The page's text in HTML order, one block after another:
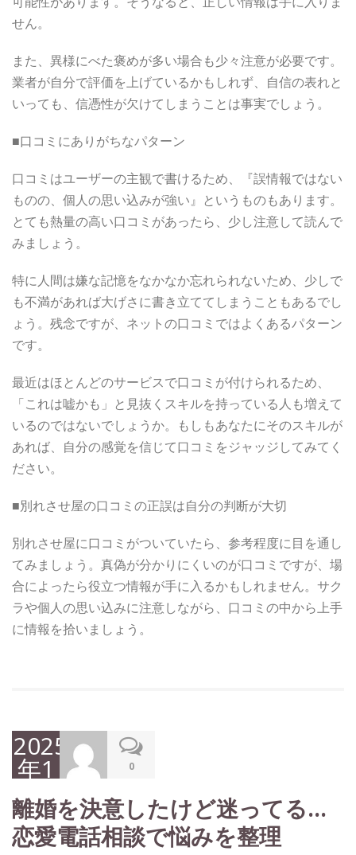
せん。
また、異様にべた褒めが多い場合も少々注意が必要です。
業者が自分で評価を上げているかもしれず、自信の表れと
いっても、信憑性が欠けてしまうことは事実でしょう。
■口コミにありがちなパターン
口コミはユーザーの主観で書けるため、『誤情報ではない
ものの、個人の思い込みが強い』というものもあります。
とても熱量の高い口コミがあったら、少し注意して読んで
みましょう。
特に人間は嫌な記憶をなかなか忘れられないため、少しで
も不満があれば大げさに書き立ててしまうこともあるでし
ょう。残念ですが、ネットの口コミではよくあるパターン
です。
最近はほとんどのサービスで口コミが付けられるため、
「これは嘘かも」と見抜くスキルを持っている人も増えて
いるのではないでしょうか。もしもあなたにそのスキルが
あれば、自分の感覚を信じて口コミをジャッジしてみてく
ださい。
■別れさせ屋の口コミの正誤は自分の判断が大切
別れさせ屋に口コミがついていたら、参考程度に目を通し
てみましょう。真偽が分かりにくいのが口コミですが、場
合によったら役立つ情報が手に入るかもしれません。サク
ラや個人の思い込みに注意しながら、口コミの中から上手
に情報を拾いましょう。
2025
年1
月
31
日
0
離婚を決意したけど迷ってる…
恋愛電話相談で悩みを整理